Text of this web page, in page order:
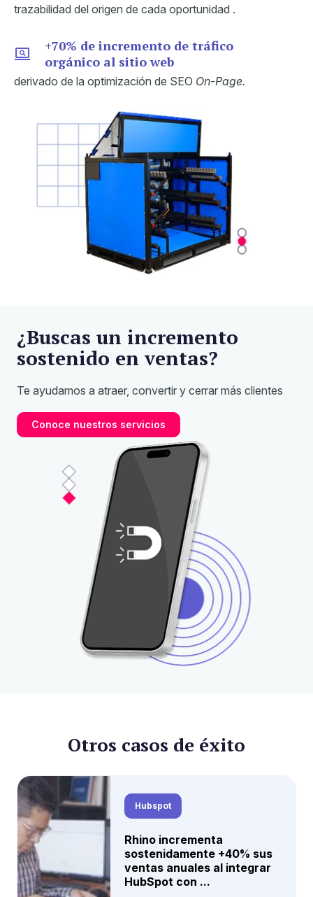
trazabilidad del origen de cada oportunidad .
+70% de incremento de tráfico
orgánico al sitio web
derivado de la optimización de SEO On-Page.
¿Buscas un incremento
sostenido en ventas?
Te ayudamos a atraer, convertir y cerrar más clientes
Conoce nuestros servicios
Otros casos de éxito
Hubspot
Rhino incrementa
sostenidamente +40% sus
ventas anuales al integrar
HubSpot con ...